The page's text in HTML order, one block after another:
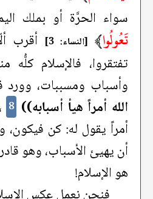
سواء الحرَّة أو بملك
تَعُولُوا﴾ [النساء: 3]
أقرب
تفتقروا، فالإسلام
وأسباب ومسببات، وورد
الله أمراً هيأ أسبابه)) 8
أمراً يقول له: كن فيكون،
أن يهيئ الأسباب، وهو
هو الإسلام!